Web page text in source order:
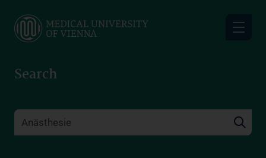
main
Search